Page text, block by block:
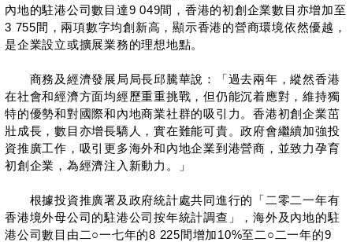
內地的駐港公司數目達9 049間，香港的初創企業數目亦增加至
3 755間，兩項數字均創新高，顯示香港的營商環境依然優越，
是企業設立或擴展業務的理想地點。
商務及經濟發展局局長邱騰華說：「過去兩年，縱然香港
在社會和經濟方面均經歷重重挑戰，但仍能沉着應對，維持獨
特的優勢和對國際和內地商業社群的吸引力。香港初創企業茁
壯成長，數目亦增長驕人，實在難能可貴。政府會繼續加強投
資推廣工作，吸引更多海外和內地企業到港營商，並致力孕育
初創企業，為經濟注入新動力。」
根據投資推廣署及政府統計處共同進行的「二零二一年有
香港境外母公司的駐港公司按年統計調查」，海外及內地的駐
港公司數目由二○一七年的8 225間增加10%至二○二一年的9